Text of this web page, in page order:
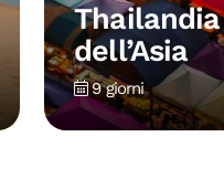
dell’Asia
9 giorni